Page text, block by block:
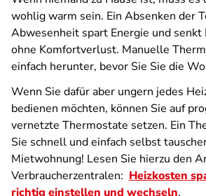
wohlig warm sein. Ein Absenken der
Abwesenheit spart Energie und senkt
ohne Komfortverlust. Manuelle
einfach herunter, bevor Sie Sie die
Wenn Sie dafür aber ungern jedes
bedienen möchten, können Sie auf
vernetzte Thermostate setzen. Ein
Sie schnell und einfach selbst
Mietwohnung! Lesen Sie hierzu den
Verbraucherzentralen: Heizkosten
richtig einstellen und wechseln.